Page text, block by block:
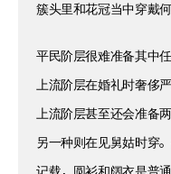
簇头里和花冠当中穿戴
平民阶层很难准备其中
上流阶层在婚礼时奢侈
上流阶层甚至还会准备
另一种则在见舅姑时穿